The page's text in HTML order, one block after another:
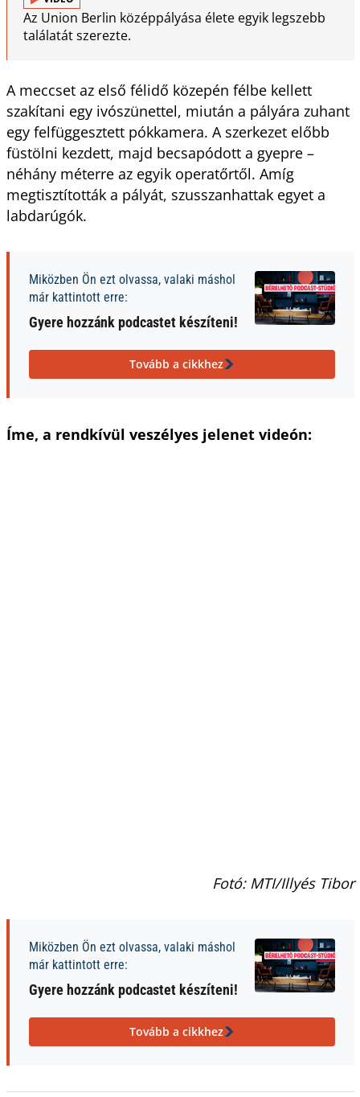
Az Union Berlin középpályása élete egyik legszebb
találatát szerezte.
A meccset az első félidő közepén félbe kellett
szakítani egy ivószünettel, miután a pályára zuhant
egy felfüggesztett pókkamera. A szerkezet előbb
füstölni kezdett, majd becsapódott a gyepre –
néhány méterre az egyik operatőrtől. Amíg
megtisztították a pályát, szusszanhattak egyet a
labdarúgók.
Miközben Ön ezt olvassa, valaki máshol
már kattintott erre:
Gyere hozzánk podcastet készíteni!
Tovább a cikkhez
Íme, a rendkívül veszélyes jelenet videón:
Fotó: MTI/Illyés Tibor
Miközben Ön ezt olvassa, valaki máshol
már kattintott erre:
Gyere hozzánk podcastet készíteni!
Tovább a cikkhez